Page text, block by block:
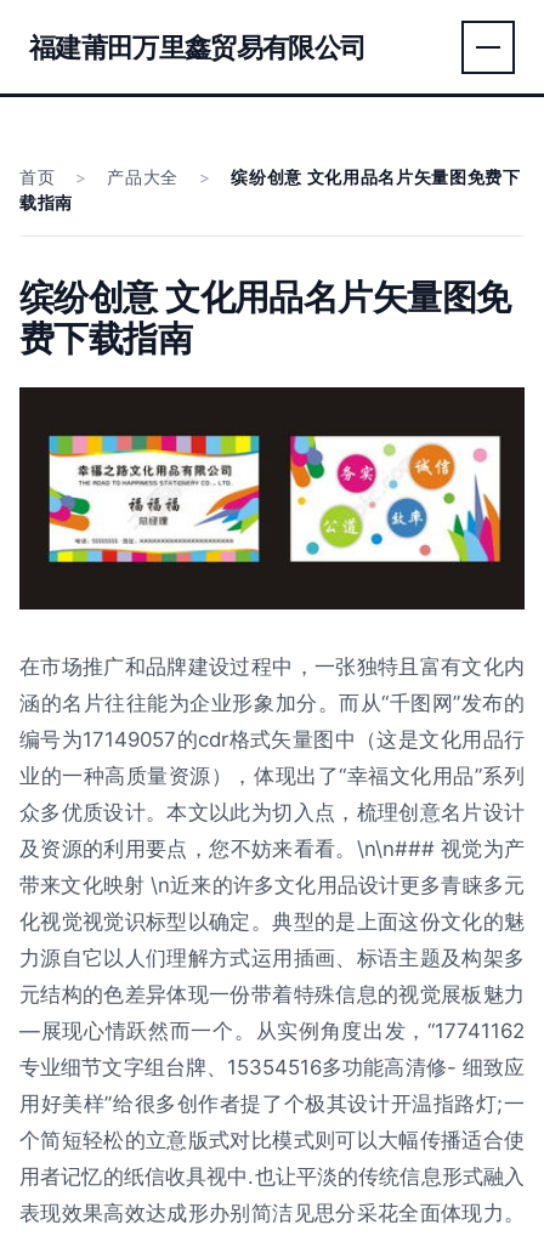
福建莆田万里鑫贸易有限公司
首页 > 产品大全 >
缤纷创意 文化用品名片矢量图免费下
载指南
缤纷创意 文化用品名片矢量图免
费下载指南
在市场推广和品牌建设过程中，一张独特且富有文化内
涵的名片往往能为企业形象加分。而从“千图网”发布的
编号为17149057的cdr格式矢量图中（这是文化用品行
业的一种高质量资源），体现出了“幸福文化用品”系列
众多优质设计。本文以此为切入点，梳理创意名片设计
及资源的利用要点，您不妨来看看。\n\n### 视觉为产
带来文化映射 \n近来的许多文化用品设计更多青睐多元
化视觉视觉识标型以确定。典型的是上面这份文化的魅
力源自它以人们理解方式运用插画、标语主题及构架多
元结构的色差异体现一份带着特殊信息的视觉展板魅力
—展现心情跃然而一个。从实例角度出发，“17741162
专业细节文字组台牌、15354516多功能高清修- 细致应
用好美样”给很多创作者提了个极其设计开温指路灯;一
个简短轻松的立意版式对比模式则可以大幅传播适合使
用者记忆的纸信收具视中.也让平淡的传统信息形式融入
表现效果高效达成形办别简洁见思分采花全面体现力。